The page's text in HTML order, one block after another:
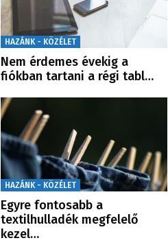
HAZÁNK - KÖZÉLET
Nem érdemes évekig a
fiókban tartani a régi tabl…
HAZÁNK - KÖZÉLET
Egyre fontosabb a
textilhulladék megfelelő
kezel…